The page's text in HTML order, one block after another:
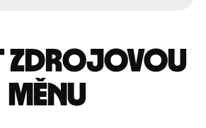
zdrojovou
měnu